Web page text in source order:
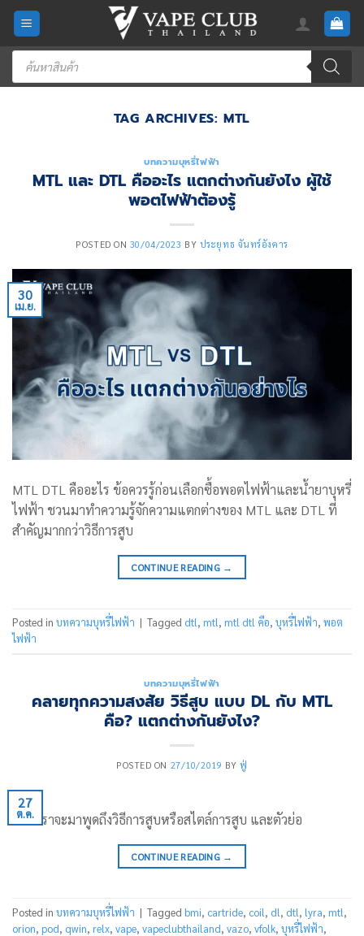
Skip
content
Products
search
TAG ARCHIVES: MTL
บทความบุหรี่ไฟฟ้า
MTL และ DTL คืออะไร แตกต่างกันยังไง ผู้ใช้
พอตไฟฟ้าต้องรู้
POSTED ON 30/04/2023 BY ประยุทธ จันทร์อังคาร
30
เม.ย.
MTL DTL คืออะไร ข้อควรรู้ก่อนเลือกซื้อพอตไฟฟ้าและน้ำยาบุหรี่
ไฟฟ้า ชวนมาทำความรู้จักความแตกต่างของ MTL และ DTL ที่
สำคัญมากกว่าวิธีการสูบ
CONTINUE READING →
Posted in บทความบุหรี่ไฟฟ้า | Tagged dtl, mtl, mtl dtl คือ, บุหรี่ไฟฟ้า, พอต
ไฟฟ้า
บทความบุหรี่ไฟฟ้า
คลายทุกความสงสัย วิธีสูบ แบบ DL กับ MTL
คือ? แตกต่างกันยังไง?
POSTED ON 27/10/2019 BYฟู่
27
ต.ค.
วันนี้เราจะมาพูดถึงวิธีการสูบหรือสไตล์การสูบ และตัวย่อ
CONTINUE READING →
Posted in บทความบุหรี่ไฟฟ้า | Tagged bmi, cartride, coil, dl, dtl, lyra, mtl,
orion, pod, qwin, relx, vape, vapeclubthailand, vazo, vfolk, บุหรี่ไฟฟ้า,